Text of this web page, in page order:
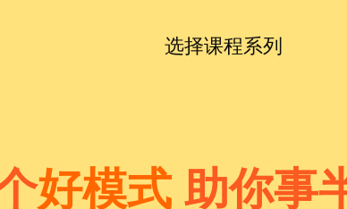
选择课程系列
好模式 助你事